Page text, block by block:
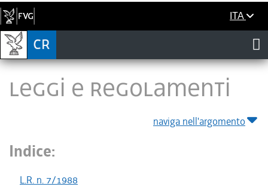
ITA
LEGGI E REGOLAMENTI
naviga nell'argomento
Indice:
L.R. n. 7/1988